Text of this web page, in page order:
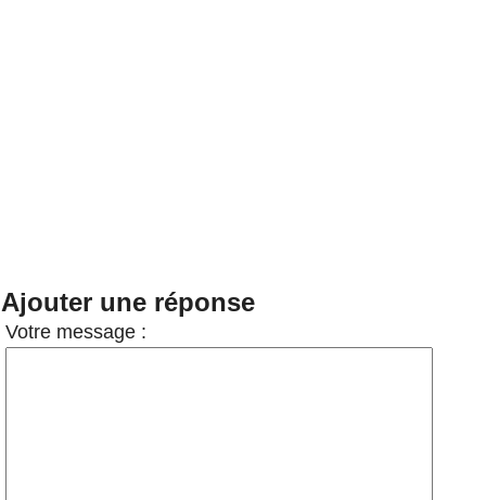
Ajouter une réponse
Votre message :